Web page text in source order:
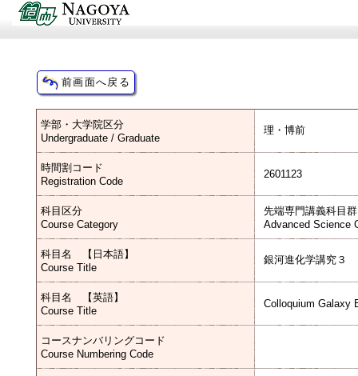
学部・大学院区分
Undergraduate / Graduate
理・博前
時間割コード
Registration Code
2601123
科目区分
Course Category
先端専門講義科目
Advanced Science
科目名 【日本語】
Course Title
銀河進化学講究３
科目名 【英語】
Course Title
Colloquium Galaxy
コースナンバリングコード
Course Numbering Code